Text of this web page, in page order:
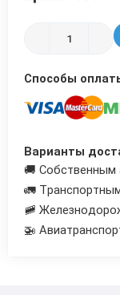
Способы
Варианты
🚚 Собственным
🚛
🚞
🚁
Трубы в ВУС